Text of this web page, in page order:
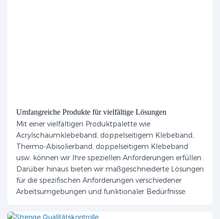
Umfangreiche Produkte für vielfältige Lösungen
Mit einer vielfältigen Produktpalette wie
Acrylschaumklebeband, doppelseitigem Klebeband,
Thermo-Abisolierband, doppelseitigem Klebeband
usw. können wir Ihre speziellen Anforderungen erfüllen.
Darüber hinaus bieten wir maßgeschneiderte Lösungen
für die spezifischen Anforderungen verschiedener
Arbeitsumgebungen und funktionaler Bedürfnisse.